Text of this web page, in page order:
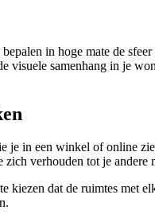
in hoge mate de
visuele samenhang in je
in een winkel of online
verhouden tot je andere
kiezen dat de ruimtes